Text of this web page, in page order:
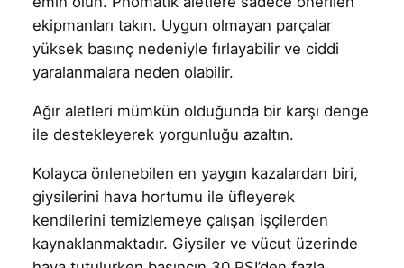
ekipmanları takın. Uygun olmayan parçalar
yüksek basınç nedeniyle fırlayabilir ve ciddi
yaralanmalara neden olabilir.
Ağır aletleri mümkün olduğunda bir karşı denge
ile destekleyerek yorgunluğu azaltın.
Kolayca önlenebilen en yaygın kazalardan biri,
giysilerini hava hortumu ile üfleyerek
kendilerini temizlemeye çalışan işçilerden
kaynaklanmaktadır. Giysiler ve vücut üzerinde